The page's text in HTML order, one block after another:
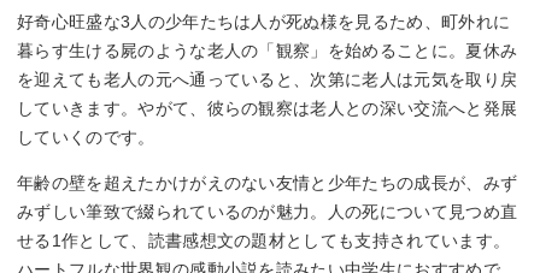
好奇心旺盛な3人の少年たちは人が死ぬ様を見るため、町外れに
暮らす生ける屍のような老人の「観察」を始めることに。夏休み
を迎えても老人の元へ通っていると、次第に老人は元気を取り戻
していきます。やがて、彼らの観察は老人との深い交流へと発展
していくのです。
年齢の壁を超えたかけがえのない友情と少年たちの成長が、みず
みずしい筆致で綴られているのが魅力。人の死について見つめ直
せる1作として、読書感想文の題材としても支持されています。